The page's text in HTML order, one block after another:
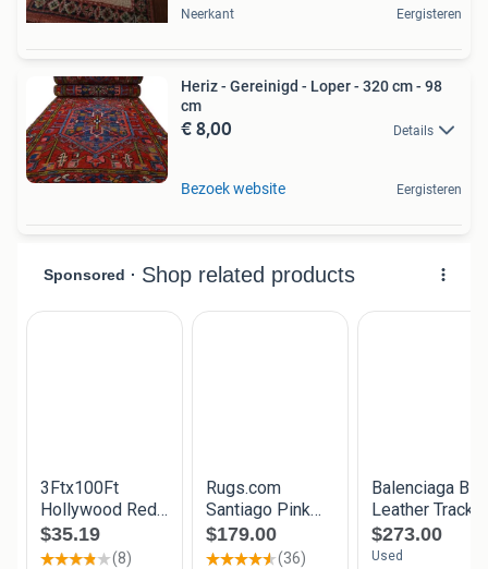
Neerkant Eergisteren
Heriz - Gereinigd - Loper - 320 cm - 98
cm
€ 8,00 Details
Bezoek website Eergisteren